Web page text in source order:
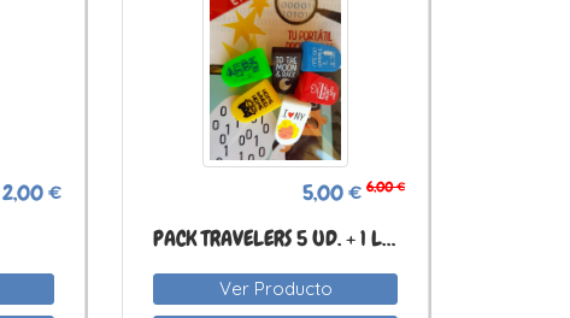
2,00 €
5,00 € 6,00 €
PACK TRAVELERS 5 UD. + 1 LOVE NEW YORK
Ver Producto